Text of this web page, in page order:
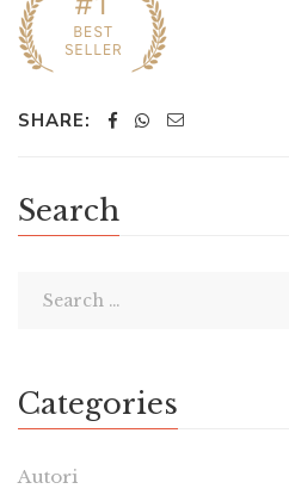
SHARE:
Search
Categories
Autori